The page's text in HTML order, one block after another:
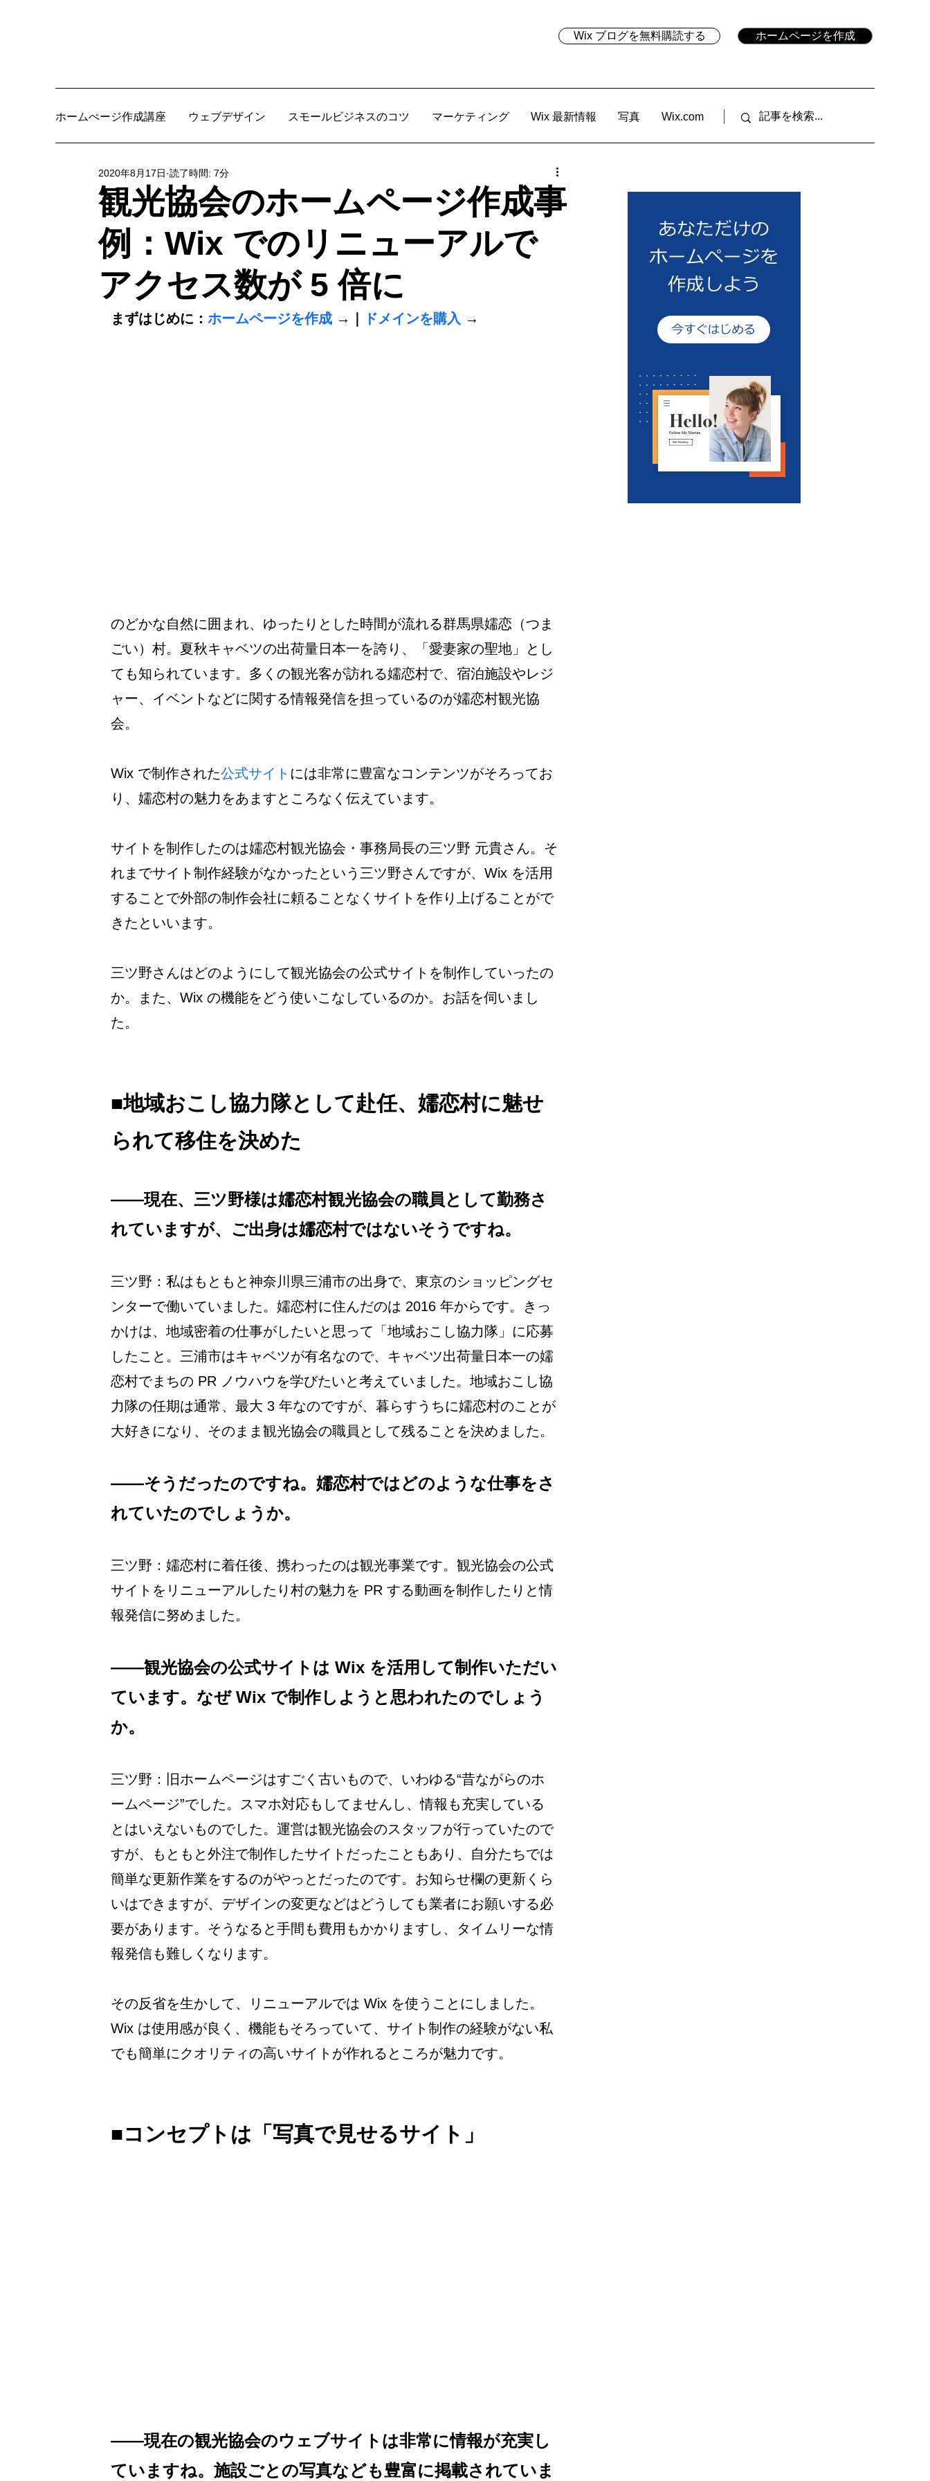
Wix ブログを無料購読する ホームページを作成
ホームぺージ作成講座 ウェブデザイン スモールビジネスのコツ マーケティング Wix 最新情報 写真 Wix.com
観光協会のホームページ作成事
例：Wix でのリニューアルで
アクセス数が 5 倍に
2020年8月17日 読了時間: 7分
まずはじめに： ホームページを作成 →｜ ドメインを購入 →
のどかな自然に囲まれ、ゆったりとした時間が流れる群馬県嬬恋（つま
ごい）村。夏秋キャベツの出荷量日本一を誇り、「愛妻家の聖地」とし
ても知られています。多くの観光客が訪れる嬬恋村で、宿泊施設やレジ
ャー、イベントなどに関する情報発信を担っているのが嬬恋村観光協
会。
Wix で制作された公式サイト には非常に豊富なコンテンツがそろってお
り、嬬恋村の魅力をあますところなく伝えています。
サイトを制作したのは嬬恋村観光協会・事務局長の三ツ野 元貴さん。そ
れまでサイト制作経験がなかったという三ツ野さんですが、Wix を活用
することで外部の制作会社に頼ることなくサイトを作り上げることがで
きたといいます。
三ツ野さんはどのようにして観光協会の公式サイトを制作していったの
か。また、Wix の機能をどう使いこなしているのか。お話を伺いまし
た。
■地域おこし協力隊として赴任、嬬恋村に魅せ
られて移住を決めた
――現在、三ツ野様は嬬恋村観光協会の職員として勤務さ
れていますが、ご出身は嬬恋村ではないそうですね。
三ツ野：私はもともと神奈川県三浦市の出身で、東京のショッピングセ
ンターで働いていました。嬬恋村に住んだのは 2016 年からです。きっ
かけは、地域密着の仕事がしたいと思って「地域おこし協力隊」に応募
したこと。三浦市はキャベツが有名なので、キャベツ出荷量日本一の嬬
恋村でまちの PR ノウハウを学びたいと考えていました。地域おこし協
力隊の任期は通常、最大 3 年なのですが、暮らすうちに嬬恋村のことが
大好きになり、そのまま観光協会の職員として残ることを決めました。
――そうだったのですね。嬬恋村ではどのような仕事をさ
れていたのでしょうか。
三ツ野：嬬恋村に着任後、携わったのは観光事業です。観光協会の公式
サイトをリニューアルしたり村の魅力を PR する動画を制作したりと情
報発信に努めました。
――観光協会の公式サイトは Wix を活用して制作いただい
ています。なぜ Wix で制作しようと思われたのでしょう
か。
三ツ野：旧ホームページはすごく古いもので、いわゆる“昔ながらのホ
ームページ”でした。スマホ対応もしてませんし、情報も充実している
とはいえないものでした。運営は観光協会のスタッフが行っていたので
すが、もともと外注で制作したサイトだったこともあり、自分たちでは
簡単な更新作業をするのがやっとだったのです。お知らせ欄の更新くら
いはできますが、デザインの変更などはどうしても業者にお願いする必
要があります。そうなると手間も費用もかかりますし、タイムリーな情
報発信も難しくなります。
その反省を生かして、リニューアルでは Wix を使うことにしました。
Wix は使用感が良く、機能もそろっていて、サイト制作の経験がない私
でも簡単にクオリティの高いサイトが作れるところが魅力です。
■コンセプトは「写真で見せるサイト」
――現在の観光協会のウェブサイトは非常に情報が充実し
ていますね。施設ごとの写真なども豊富に掲載されていま